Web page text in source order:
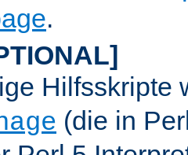
.
Hilfsskripte
(die in